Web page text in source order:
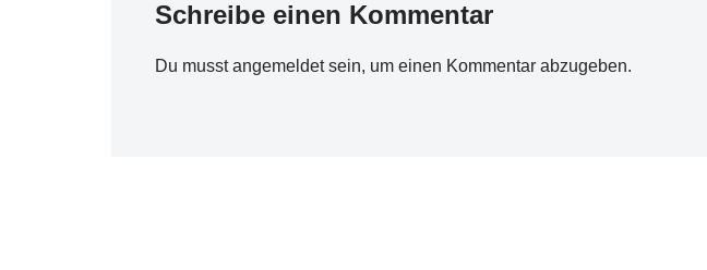
Schreibe einen Kommentar
Du musstangemeldetsein, um einen Kommentar abzugeben.